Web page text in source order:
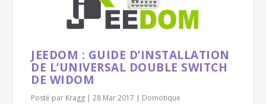
JEEDOM : GUIDE D’INSTALLATION
DE L’UNIVERSAL DOUBLE SWITCH
DE WIDOM
Posté par Kragg |28 Mar 2017 | Domotique